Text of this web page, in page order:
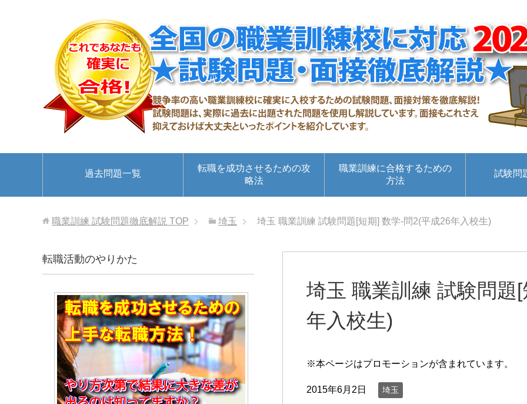
過去問題一覧
転職を成功させるための攻
略法
職業訓練に合格するための
方法
試験問
職業訓練 試験問題徹底解説 TOP 埼玉 埼玉 職業訓練 試験問題[短期] 数学-問2(平成26年入校生)
埼玉 職業訓練 試験問題
年入校生)
※本ページはプロモーションが含まれています。
2015年6月2日 埼玉
転職活動のやりかた